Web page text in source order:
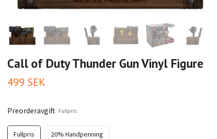
Call of Duty Thunder Gun Vinyl Figure
499 SEK
Preorderavgift Fullpris
Fullpris 20% Handpenning